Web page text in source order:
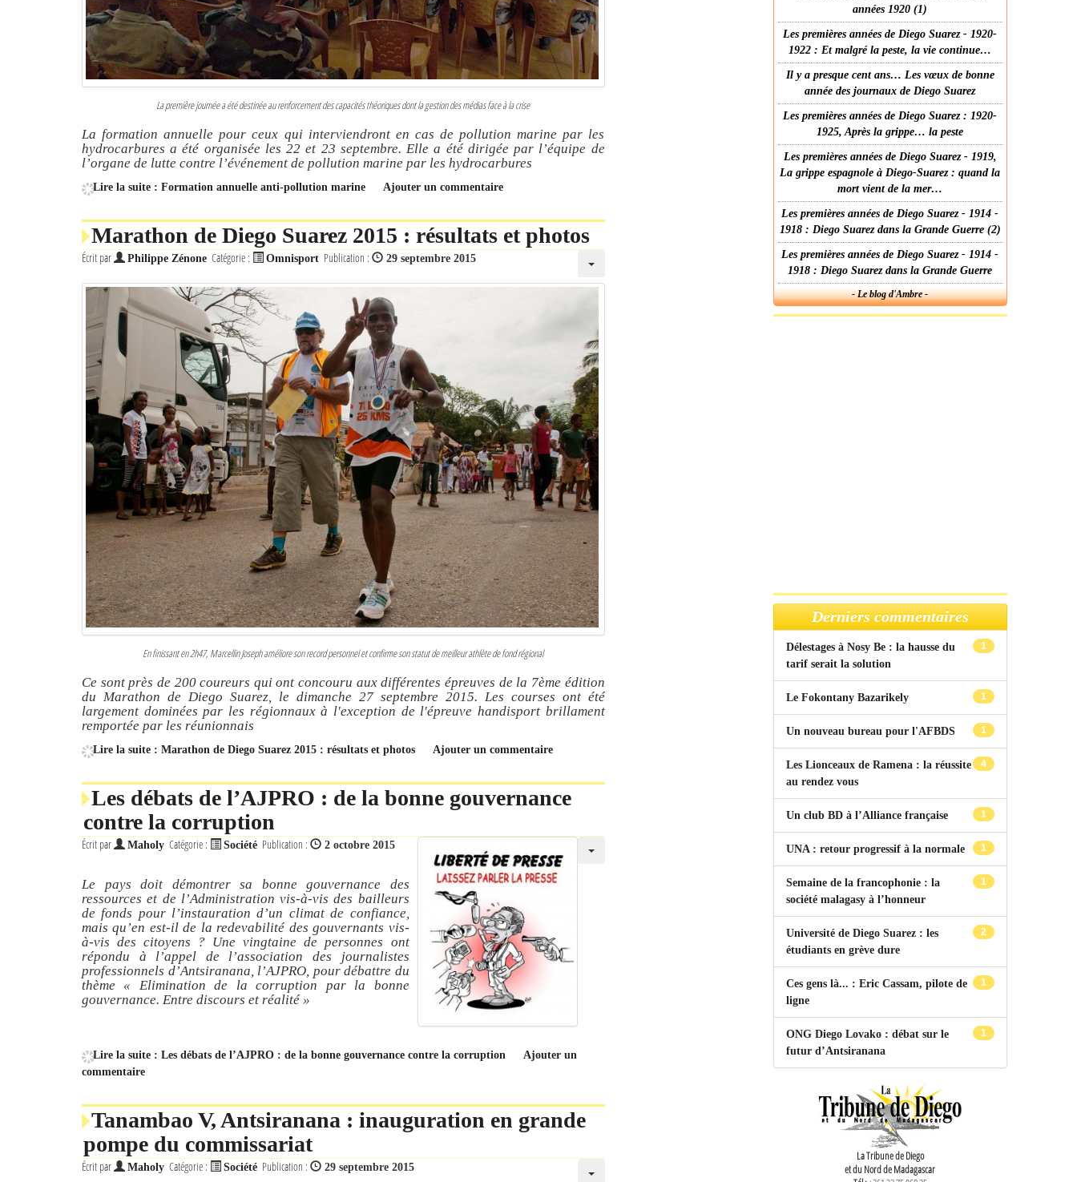
La première journée a été destinée au renforcement des capacités théoriques dont la gestion des médias face à la crise
La formation annuelle pour ceux qui interviendront en cas de pollution marine par les
hydrocarbures a été organisée les 22 et 23 septembre. Elle a été dirigée par l’équipe de
l’organe de lutte contre l’événement de pollution marine par les hydrocarbures
Lire la suite : Formation annuelle anti-pollution marine Ajouter un commentaire
Marathon de Diego Suarez 2015 : résultats et photos
Écrit par Philippe Zénone Catégorie : Omnisport Publication : 29 septembre 2015
En finissant en 2h47, Marcellin Joseph améliore son record personnel et confirme son statut de meilleur athlète de fond régional
Ce sont près de 200 coureurs qui ont concouru aux différentes épreuves de la 7ème édition
du Marathon de Diego Suarez, le dimanche 27 septembre 2015. Les courses ont été
largement dominées par les régionnaux à l'exception de l'épreuve handisport brillament
remportée par les réunionnais
Lire la suite : Marathon de Diego Suarez 2015 : résultats et photos Ajouter un commentaire
Les débats de l’AJPRO : de la bonne gouvernance
contre la corruption
Écrit par Maholy Catégorie : Société Publication : 2 octobre 2015
Le pays doit démontrer sa bonne gouvernance des
ressources et de l’Administration vis-à-vis des bailleurs
de fonds pour l’instauration d’un climat de confiance,
mais qu’en est-il de la redevabilité des gouvernants vis-
à-vis des citoyens ? Une vingtaine de personnes ont
répondu à l’appel de l’association des journalistes
professionnels d’Antsiranana, l’AJPRO, pour débattre du
thème « Elimination de la corruption par la bonne
gouvernance. Entre discours et réalité »
Lire la suite : Les débats de l’AJPRO : de la bonne gouvernance contre la corruption
Ajouter un
commentaire
Tanambao V, Antsiranana : inauguration en grande
pompe du commissariat
Écrit par Maholy Catégorie : Société Publication : 29 septembre 2015
années 1920 (1)
Les premières années de Diego Suarez - 1920-
1922 : Et malgré la peste, la vie continue…
Il y a presque cent ans… Les vœux de bonne
année des journaux de Diego Suarez
Les premières années de Diego Suarez : 1920-
1925, Après la grippe… la peste
Les premières années de Diego Suarez - 1919,
La grippe espagnole à Diego-Suarez : quand la
mort vient de la mer…
Les premières années de Diego Suarez - 1914 -
1918 : Diego Suarez dans la Grande Guerre (2)
Les premières années de Diego Suarez - 1914 -
1918 : Diego Suarez dans la Grande Guerre
- Le blog d'Ambre -
Derniers commentaires
1
Délestages à Nosy Be : la hausse du
tarif serait la solution
1
Le Fokontany Bazarikely
1
Un nouveau bureau pour l'AFBDS
4
Les Lionceaux de Ramena : la réussite
au rendez vous
1
Un club BD à l’Alliance française
1
UNA : retour progressif à la normale
1
Semaine de la francophonie : la
société malagasy à l’honneur
2
Université de Diego Suarez : les
étudiants en grève dure
1
Ces gens là... : Eric Cassam, pilote de
ligne
1
ONG Diego Lovako : débat sur le
futur d’Antsiranana
La Tribune de Diego
et du Nord de Madagascar